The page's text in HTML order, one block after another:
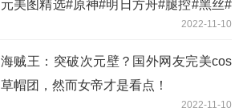
元美图精选#原神#明日方舟#腿控#黑丝#
2022-11-10
海贼王：突破次元壁？国外网友完美cos
草帽团，然而女帝才是看点！
2022-11-10